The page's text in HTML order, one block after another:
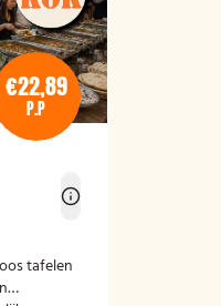
€22,89
P.P
tafelen